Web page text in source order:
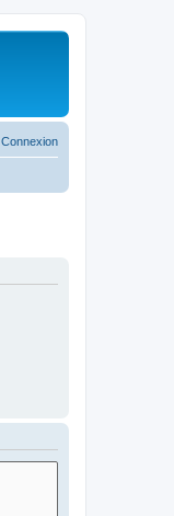
Connexion